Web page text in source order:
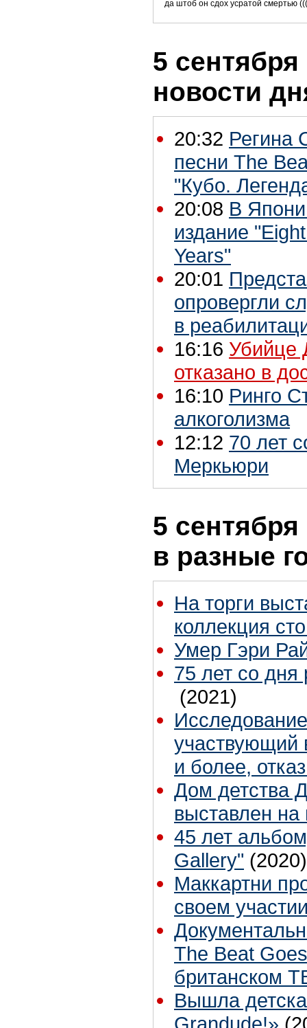
да штоб он сдох усратой смертью (((
5 сентября
новости
20:32 Регина
песни The
"Кубо.
20:08 В
издание
Years"
20:01
опровергли
в
16:16 Убийце
отказано в
16:10 Ринго
алкоголизма
12:12 70 лет
Меркьюри
5 сентября
в разные
На торги
коллекция
Умер Гэри
75 лет со
(2021)
участвующий
и более,
Дом детства
выставлен на
45 лет
Gallery" (2020)
Маккартни
своем
The Beat
британском
Вышла